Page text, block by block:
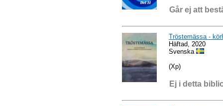
Går ej att
Tröstemässa -
Häftad, 2020
Svenska
(Xp)
Ej i detta